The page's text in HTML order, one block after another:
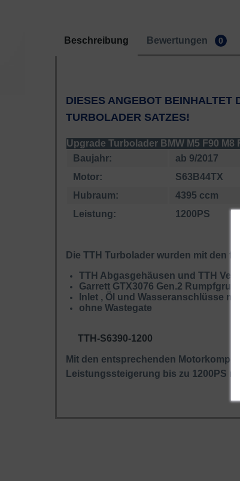
Beschreibung Bewertungen 0
DIESES ANGEBOT BEINHALTET
TURBOLADER SATZES!
Upgrade Turbolader BMW M5 F90 M8
Baujahr:
ab 9/2017
Motor:
S63B44TX
Hubraum:
4395 ccm
Leistung:
1200PS
Die TTH Turbolader wurden mit den
TTH Abgasgehäusen und TTH
Garrett GTX3076 Gen.2
Inlet , Öl und Wasseranschlüsse
ohne Wastegate
TTH-S6390-1200
Mit den entsprechenden
Leistungssteigerung bis zu 1200PS